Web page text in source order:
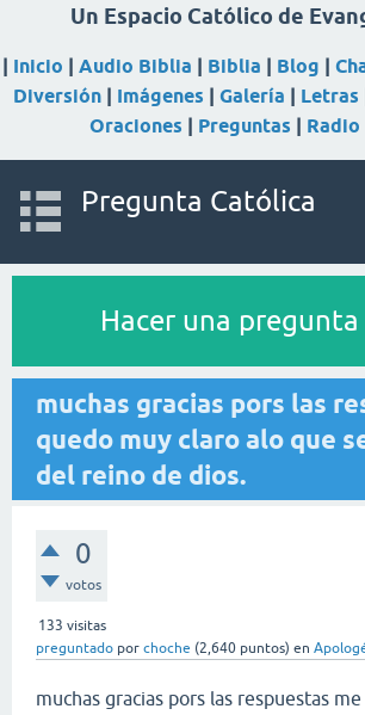
Un Espacio Católico de
| Inicio | Audio Biblia | Biblia | Blog |
Diversión| Imágenes | Galería | Letras
Oraciones | Preguntas | Radio
Pregunta Católica
Hacer una pregunta
muchas gracias pors las
quedo muy claro alo que
del reino de dios.
0
votos
133 visitas
preguntado por choche (2,640 puntos) en
muchas gracias pors las respuestas